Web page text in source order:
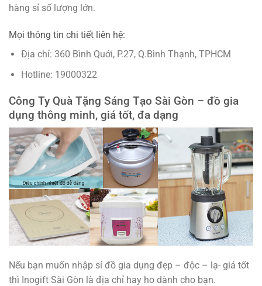
hàng sỉ số lượng lớn.
Mọi thông tin chi tiết liên hệ:
Địa chỉ: 360 Bình Quới, P.27, Q.Bình Thạnh, TPHCM
Hotline: 19000322
Công Ty Quà Tặng Sáng Tạo Sài Gòn – đồ gia
dụng thông minh, giá tốt, đa dạng
Nếu bạn muốn nhập sỉ đồ gia dụng đẹp – độc – lạ- giá tốt
thì Inogift Sài Gòn là địa chỉ hay ho dành cho bạn.